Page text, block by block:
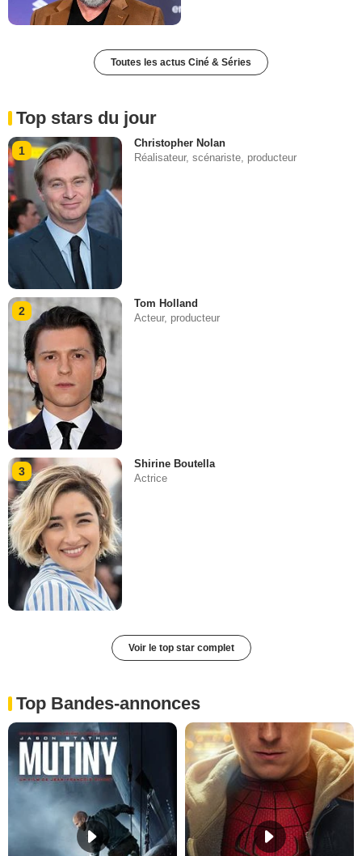
Toutes les actus Ciné & Séries
Top stars du jour
1
Christopher Nolan
Réalisateur, scénariste, producteur
2
Tom Holland
Acteur, producteur
3
Shirine Boutella
Actrice
Voir le top star complet
Top Bandes-annonces